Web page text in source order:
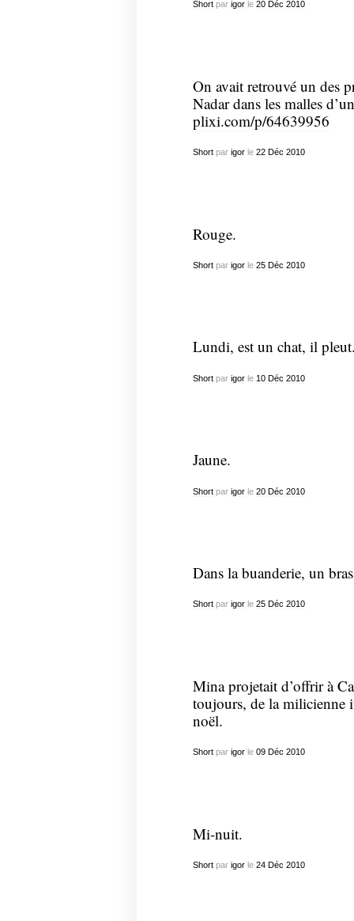
Shortpar igorle 20 Déc 2010
On avait retrouvé un des
Nadar dans les malles
plixi.com/p/64639956
Shortpar igorle 22 Déc 2010
Rouge.
Shortpar igorle 25 Déc 2010
Lundi, est un chat, il
Shortpar igorle 10 Déc 2010
Jaune.
Shortpar igorle 20 Déc 2010
Dans la buanderie, un
Shortpar igorle 25 Déc 2010
Mina projetait d’offrir à
toujours, de la milicienne
noël.
Shortpar igorle 09 Déc 2010
Mi-nuit.
Shortpar igorle 24 Déc 2010